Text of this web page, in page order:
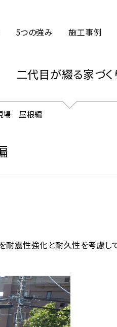
5つの強み 施工事例
二代目が綴る家づく
場 屋根編
耐震性強化と耐久性を考慮し